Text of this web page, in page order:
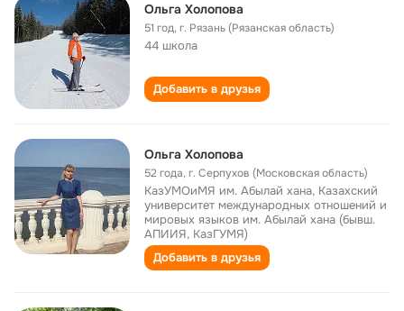
Ольга Холопова
51 год,г. Рязань (Рязанская область)
44 школа
Добавить в друзья
Ольга Холопова
52 года,г. Серпухов (Московская область)
КазУМОиМЯ им. Абылай хана, Казахский
университет международных отношений и
мировых языков им. Абылай хана (бывш.
АПИИЯ, КазГУМЯ)
Добавить в друзья